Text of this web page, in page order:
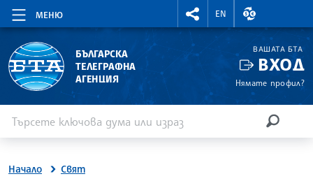
МЕНЮ
RIGHTMENU.SOCIAL
EN
ВАЛУТНИ
БЪЛГАРСКА
ТЕЛЕГРАФНА
АГЕНЦИЯ
ВАШАТА БТА
ВХОД
Нямате профил?
Начало Свят